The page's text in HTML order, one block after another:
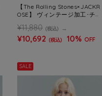
【The Rolling Stones×JACKR
OSE】 ヴィンテージ加工･チェ
¥11,880 (税込)
¥10,692 (税込) 10% OFF
SALE